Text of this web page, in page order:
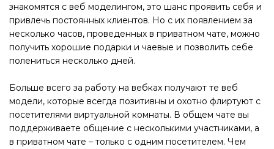
знакомятся с веб моделингом, это шанс проявить себя и
привлечь постоянных клиентов. Но с их появлением за
несколько часов, проведенных в приватном чате, можно
получить хорошие подарки и чаевые и позволить себе
полениться несколько дней.
Больше всего за работу на вебках получают те веб
модели, которые всегда позитивны и охотно флиртуют с
посетителями виртуальной комнаты. В общем чате вы
поддерживаете общение с несколькими участниками, а
в приватном чате – только с одним посетителем. Чем